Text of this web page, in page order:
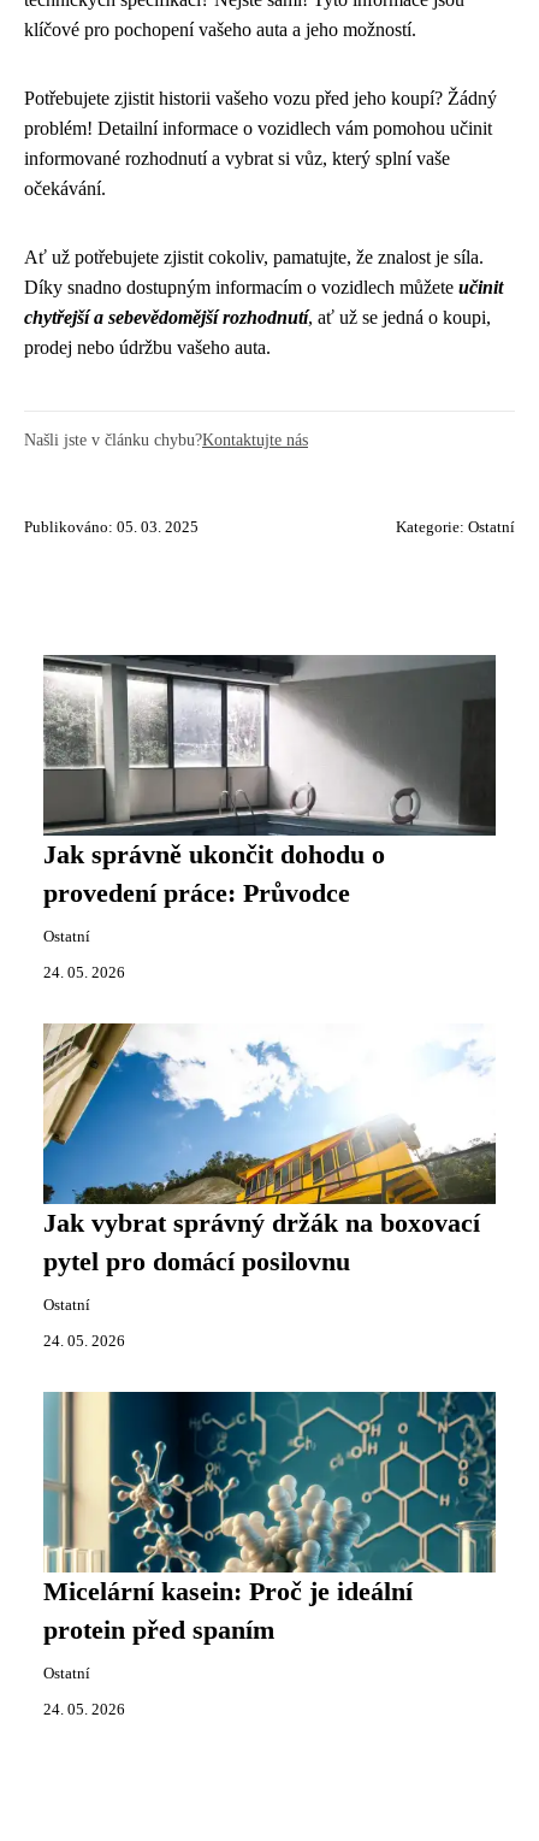
klíčové pro pochopení vašeho auta a jeho možností.
Potřebujete zjistit historii vašeho vozu před jeho koupí? Žádný
problém! Detailní informace o vozidlech vám pomohou učinit
informované rozhodnutí a vybrat si vůz, který splní vaše
očekávání.
Ať už potřebujete zjistit cokoliv, pamatujte, že znalost je síla.
Díky snadno dostupným informacím o vozidlech můžete učinit
chytřejší a sebevědomější rozhodnutí, ať už se jedná o koupi,
prodej nebo údržbu vašeho auta.
Našli jste v článku chybu?Kontaktujte nás
Publikováno: 05. 03. 2025 Kategorie: Ostatní
Jak správně ukončit dohodu o
provedení práce: Průvodce
Ostatní
24. 05. 2026
Jak vybrat správný držák na boxovací
pytel pro domácí posilovnu
Ostatní
24. 05. 2026
Micelární kasein: Proč je ideální
protein před spaním
Ostatní
24. 05. 2026